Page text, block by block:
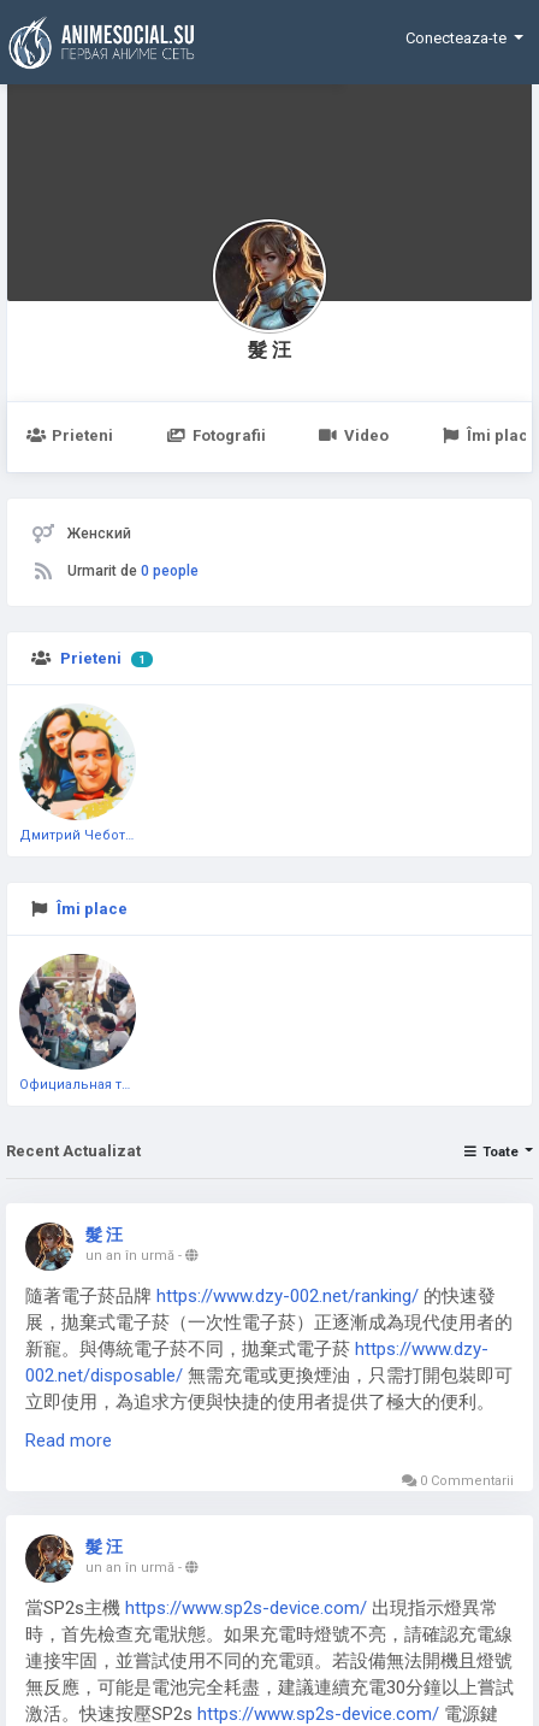
Funding
Conecteaza-te
髮 汪
Prieteni Fotografii Video Îmi place
Женский
Urmarit de 0 people
Prieteni 1
Îmi place
Официальная тестовая страница
Recent Actualizat Toate
髮 汪
un an în urmă -
隨著電子菸品牌 https://www.dzy-002.net/ranking/ 的快速發
展，拋棄式電子菸（一次性電子菸）正逐漸成為現代使用者的
新寵。與傳統電子菸不同，拋棄式電子菸 https://www.dzy-
002.net/disposable/ 無需充電或更換煙油，只需打開包裝即可
立即使用，為追求方便與快捷的使用者提供了極大的便利。
忙碌的上班族、旅遊愛好者或初次接觸電子菸的使用者。由於
不需要額外維護，使用者無需擔心充電、漏油或操作複雜的問
題，只需享受吸食的樂趣即可。拋棄式電子菸通常體積輕巧，
方便隨身攜帶，無論是外出聚會、短途旅行或日常使用，都能
隨時滿足吸菸需求。
Read more
0 Commentarii
髮 汪
un an în urmă -
當SP2s主機 https://www.sp2s-device.com/ 出現指示燈異常
時，首先檢查充電狀態。如果充電時燈號不亮，請確認充電線
連接牢固，並嘗試使用不同的充電頭。若設備無法開機且燈號
無反應，可能是電池完全耗盡，建議連續充電30分鐘以上嘗試
激活。快速按壓SP2s https://www.sp2s-device.com/ 電源鍵